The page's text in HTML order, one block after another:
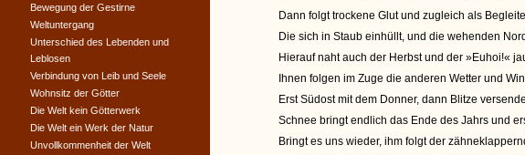
Dann folgt trockene Glut und zugleich als
Die sich in Staub einhüllt, und die wehenden
Hierauf naht auch der Herbst und der »Euhoi!«
Ihnen folgen im Zuge die anderen Wetter und
Erst Südost mit dem Donner, dann Blitze
Schnee bringt endlich das Ende des Jahrs und
Bringt es uns wieder, ihm folgt der
Bewegung der Gestirne
Weltuntergang
Unterschied des Lebenden und
Leblosen
Verbindung von Leib und Seele
Wohnsitz der Götter
Die Welt kein Götterwerk
Die Welt ein Werk der Natur
Unvollkommenheit der Welt